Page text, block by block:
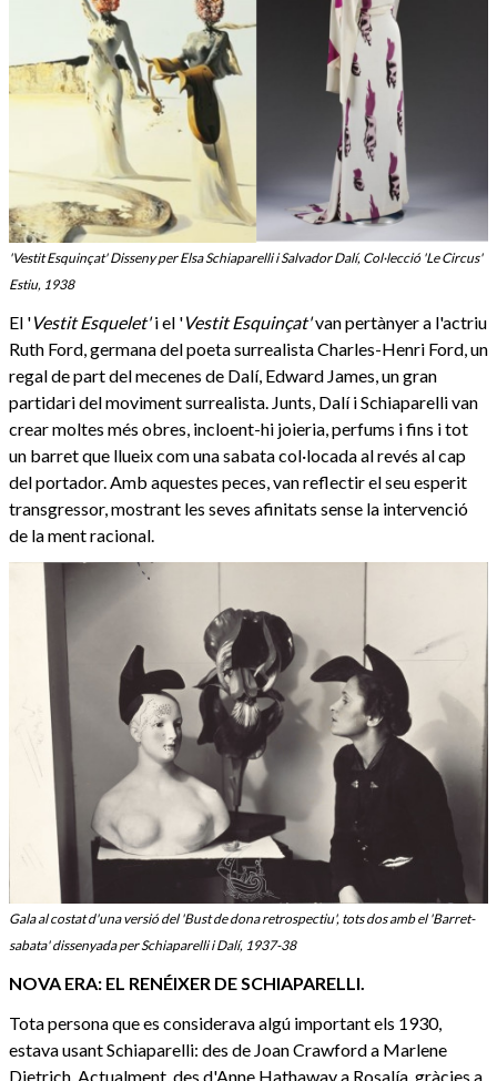
'Vestit Esquinçat' Disseny per Elsa Schiaparelli i Salvador Dalí, Col·lecció 'Le Circus'
Estiu, 1938
El 'Vestit Esquelet'i el 'Vestit Esquinçat'van pertànyer a l'actriu
Ruth Ford, germana del poeta surrealista Charles-Henri Ford, un
regal de part del mecenes de Dalí, Edward James, un gran
partidari del moviment surrealista. Junts, Dalí i Schiaparelli van
crear moltes més obres, incloent-hi joieria, perfums i fins i tot
un barret que llueix com una sabata col·locada al revés al cap
del portador. Amb aquestes peces, van reflectir el seu esperit
transgressor, mostrant les seves afinitats sense la intervenció
de la ment racional.
Gala al costat d'una versió del 'Bust de dona retrospectiu', tots dos amb el 'Barret-
sabata' dissenyada per Schiaparelli i Dalí, 1937-38
NOVA ERA: EL RENÉIXER DE SCHIAPARELLI.
Tota persona que es considerava algú important els 1930,
estava usant Schiaparelli: des de Joan Crawford a Marlene
Dietrich. Actualment, des d'Anne Hathaway a Rosalía, gràcies a